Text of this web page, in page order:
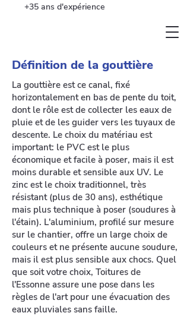
+35 ans d'expérience
Définition de la gouttière
La gouttière est ce canal, fixé
horizontalement en bas de pente du toit,
dont le rôle est de collecter les eaux de
pluie et de les guider vers les tuyaux de
descente. Le choix du matériau est
important: le PVC est le plus
économique et facile à poser, mais il est
moins durable et sensible aux UV. Le
zinc est le choix traditionnel, très
résistant (plus de 30 ans), esthétique
mais plus technique à poser (soudures à
l'étain). L'aluminium, profilé sur mesure
sur le chantier, offre un large choix de
couleurs et ne présente aucune soudure,
mais il est plus sensible aux chocs. Quel
que soit votre choix, Toitures de
l'Essonne assure une pose dans les
règles de l'art pour une évacuation des
eaux pluviales sans faille.